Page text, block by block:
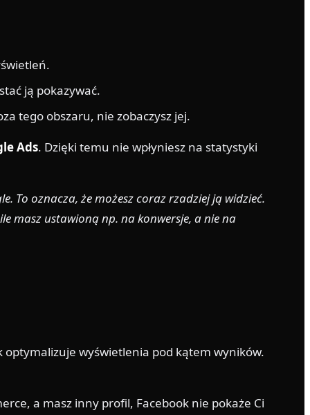
ją pokazywać.
tego obszaru, nie zobaczysz jej.
Ads. Dzięki temu nie wpłyniesz na statystyki
To oznacza, że możesz coraz rzadziej ją widzieć.
masz ustawioną np. na konwersje, a nie na
optymalizuje wyświetlenia pod kątem wyników.
a masz inny profil, Facebook nie pokaże Ci